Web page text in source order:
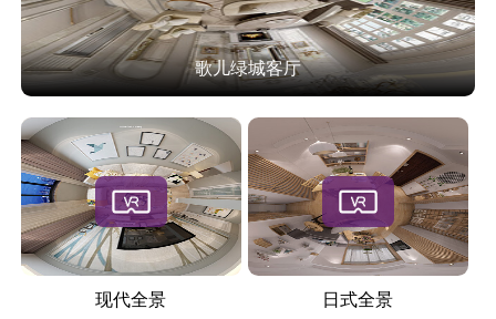
歌儿绿城客厅
现代全景 日式全景